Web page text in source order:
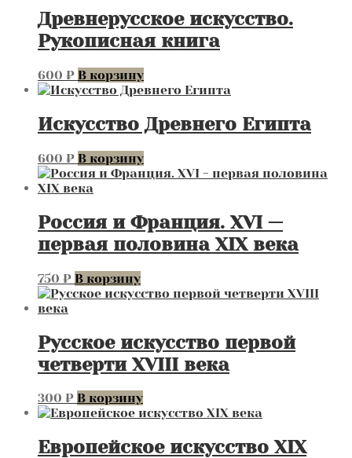
Древнерусское искусство.
Рукописная книга
600 ₽ В корзину
Искусство Древнего Египта
600 ₽ В корзину
Россия и Франция. XVI —
первая половина XIX века
750 ₽ В корзину
Русское искусство первой
четверти XVIII века
300 ₽ В корзину
Европейское искусство XIX